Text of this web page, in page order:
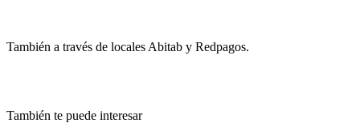
También a través de locales Abitab y Redpagos.
También te puede interesar